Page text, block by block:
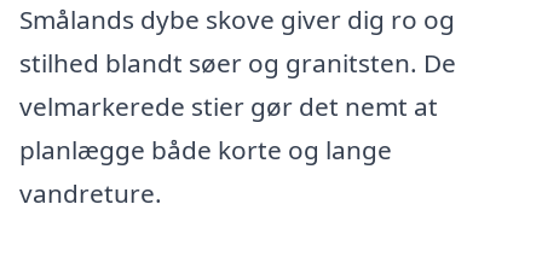
Smålands dybe skove giver dig ro og
stilhed blandt søer og granitsten. De
velmarkerede stier gør det nemt at
planlægge både korte og lange
vandreture.